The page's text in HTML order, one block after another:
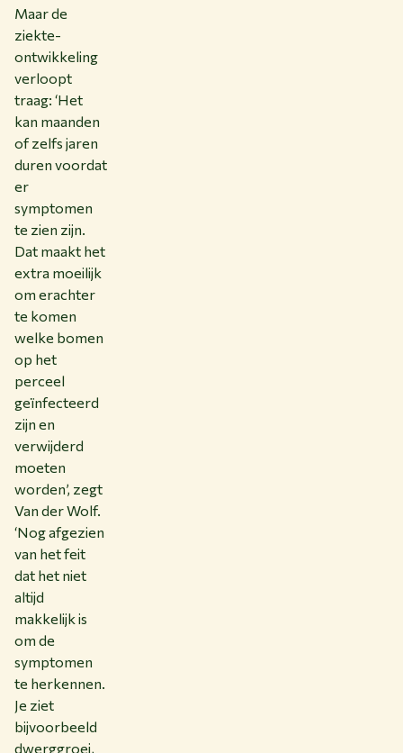
Maar de
ziekte-
ontwikkeling
verloopt
traag: ‘Het
kan maanden
of zelfs jaren
duren voordat
er
symptomen
te zien zijn.
Dat maakt het
extra moeilijk
om erachter
te komen
welke bomen
op het
perceel
geïnfecteerd
zijn en
verwijderd
moeten
worden’, zegt
Van der Wolf.
‘Nog afgezien
van het feit
dat het niet
altijd
makkelijk is
om de
symptomen
te herkennen.
Je ziet
bijvoorbeeld
dwerggroei,